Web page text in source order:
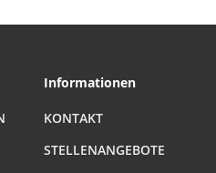
Informationen
KONTAKT
STELLENANGEBOTE